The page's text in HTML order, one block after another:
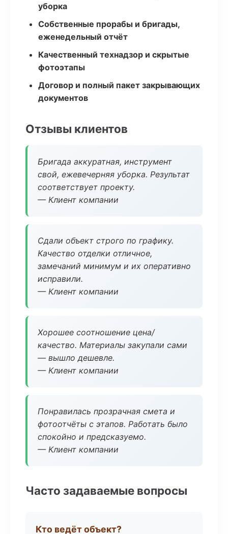
уборка
Собственные прорабы и бригады,
еженедельный отчёт
Качественный технадзор и скрытые
фотоэтапы
Договор и полный пакет закрывающих
документов
Отзывы клиентов
Бригада аккуратная, инструмент
свой, ежевечерняя уборка. Результат
соответствует проекту.
— Клиент компании
Сдали объект строго по графику.
Качество отделки отличное,
замечаний минимум и их оперативно
исправили.
— Клиент компании
Хорошее соотношение цена/
качество. Материалы закупали сами
— вышло дешевле.
— Клиент компании
Понравилась прозрачная смета и
фотоотчёты с этапов. Работать было
спокойно и предсказуемо.
— Клиент компании
Часто задаваемые вопросы
Кто ведёт объект?